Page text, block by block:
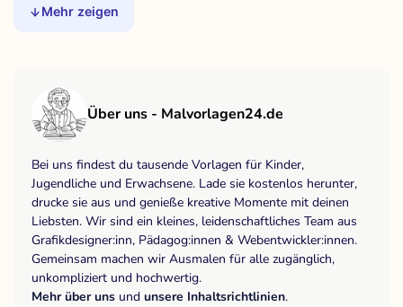
Mehr zeigen
Über uns - Malvorlagen24.de
Bei uns findest du tausende Vorlagen für Kinder,
Jugendliche und Erwachsene. Lade sie kostenlos herunter,
drucke sie aus und genieße kreative Momente mit deinen
Liebsten. Wir sind ein kleines, leidenschaftliches Team aus
Grafikdesigner:inn, Pädagog:innen & Webentwickler:innen.
Gemeinsam machen wir Ausmalen für alle zugänglich,
unkompliziert und hochwertig.
Mehr über uns und unsere Inhaltsrichtlinien.